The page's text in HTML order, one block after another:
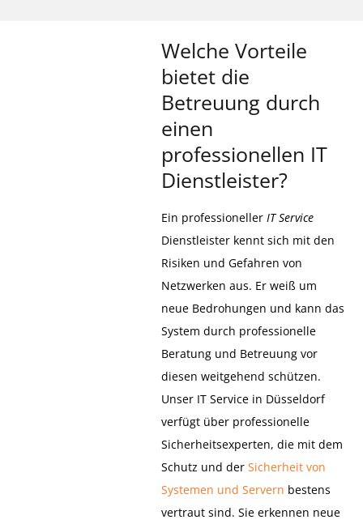
Welche Vorteile
bietet die
Betreuung durch
einen
professionellen IT
Dienstleister?
Ein professioneller IT Service
Dienstleister kennt sich mit den
Risiken und Gefahren von
Netzwerken aus. Er weiß um
neue Bedrohungen und kann das
System durch professionelle
Beratung und Betreuung vor
diesen weitgehend schützen.
Unser IT Service in Düsseldorf
verfügt über professionelle
Sicherheitsexperten, die mit dem
Schutz und derSicherheit von
Systemen und Servern bestens
vertraut sind. Sie erkennen neue